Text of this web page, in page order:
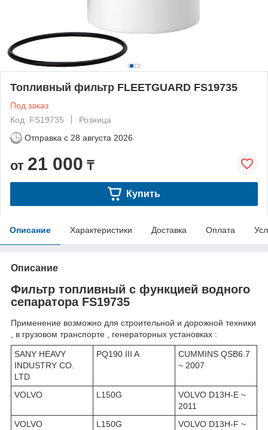
Топливный фильтр FLEETGUARD FS19735
Под заказ
Код: FS19735
Розница
Отправка с 28 августа 2026
от 21 000 ₸
Купить
Описание Характеристики Доставка Оплата
Описание
Фильтр топливный с функцией водного
сепаратора FS19735
Применение возможно для строительной и дорожной техники
, в грузовом транспорте , генераторных установках :
SANY HEAVY
INDUSTRY CO.
LTD
PQ190 III A
CUMMINS QSB6.7
~ 2007
VOLVO L150G
VOLVO D13H-E ~
2011
VOLVO
L150G
VOLVO D13H-F ~